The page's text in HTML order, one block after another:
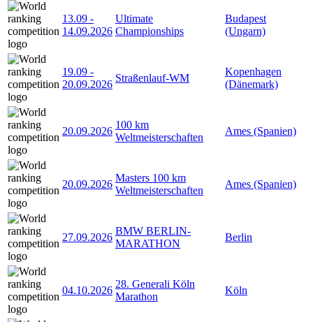
13.09 -
14.09.2026
Ultimate
Championships
Budapest
(Ungarn)
19.09 -
20.09.2026
Straßenlauf-WM
Kopenhagen
(Dänemark)
20.09.2026
100 km
Weltmeisterschaften
Ames (Spanien)
20.09.2026
Masters 100 km
Weltmeisterschaften
Ames (Spanien)
27.09.2026
BMW BERLIN-
MARATHON
Berlin
04.10.2026
28. Generali Köln
Marathon
Köln